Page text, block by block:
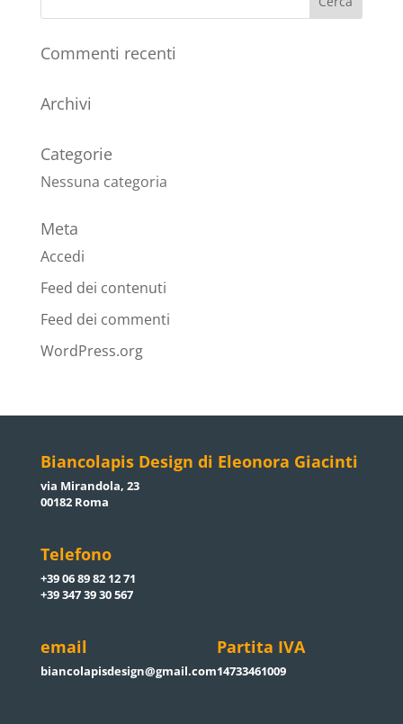
Commenti recenti
Archivi
Categorie
Nessuna categoria
Meta
Accedi
Feed dei contenuti
Feed dei commenti
WordPress.org
Biancolapis Design di Eleonora Giacinti
via Mirandola, 23
00182 Roma
Telefono
+39 06 89 82 12 71
+39 347 39 30 567
email
biancolapisdesign@gmail.com
Partita IVA
14733461009